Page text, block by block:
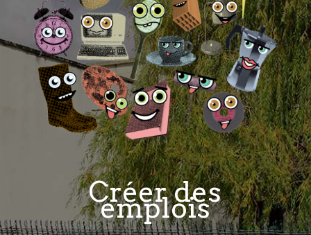
Créer des
emplois